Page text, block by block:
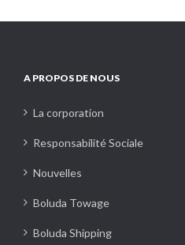
A PROPOS DE NOUS
La corporation
Responsabilité Sociale
Nouvelles
Boluda Towage
Boluda Shipping